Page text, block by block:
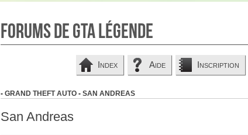
Forums de GTA Légende
Index Aide Inscription
- GRAND THEFT AUTO - SAN ANDREAS
San Andreas